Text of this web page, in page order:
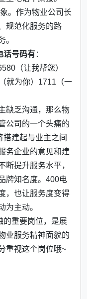
。作为物业公司长
规范化服务的路
。
话号码有：
（让我帮您）
就为你）1711（一
缺乏沟通，那么物
公司的一个头痛的
建起与业主之间
务企业的意见和建
断提升服务水平，
牌知名度。400电
，也让服务度变得
为主动。
的重要岗位，是展
业服务精神面貌的
重视这个岗位哦~